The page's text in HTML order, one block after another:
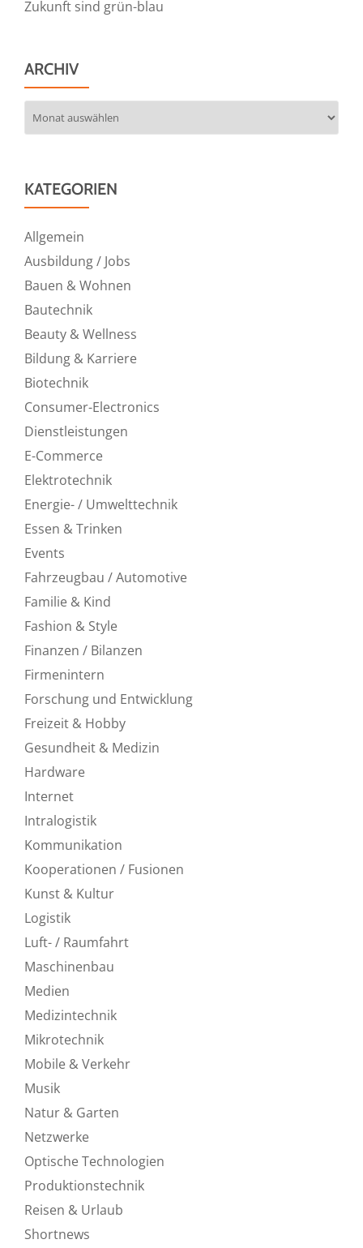
Zukunft sind grün-blau
ARCHIV
KATEGORIEN
Allgemein
Ausbildung / Jobs
Bauen & Wohnen
Bautechnik
Beauty & Wellness
Bildung & Karriere
Biotechnik
Consumer-Electronics
Dienstleistungen
E-Commerce
Elektrotechnik
Energie- / Umwelttechnik
Essen & Trinken
Events
Fahrzeugbau / Automotive
Familie & Kind
Fashion & Style
Finanzen / Bilanzen
Firmenintern
Forschung und Entwicklung
Freizeit & Hobby
Gesundheit & Medizin
Hardware
Internet
Intralogistik
Kommunikation
Kooperationen / Fusionen
Kunst & Kultur
Logistik
Luft- / Raumfahrt
Maschinenbau
Medien
Medizintechnik
Mikrotechnik
Mobile & Verkehr
Musik
Natur & Garten
Netzwerke
Optische Technologien
Produktionstechnik
Reisen & Urlaub
Shortnews